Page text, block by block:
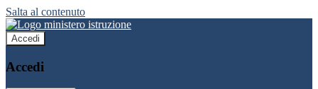
Salta al contenuto
Accedi
Accedi